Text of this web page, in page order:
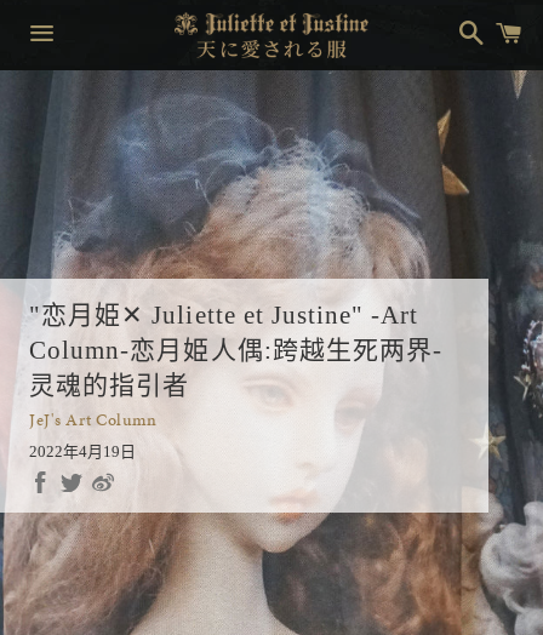
菜
车
"恋月姫✕ Juliette et Justine" -Art
Column-恋月姫人偶:跨越生死两界-
灵魂的指引者
JeJ's Art Column
2022年4月19日